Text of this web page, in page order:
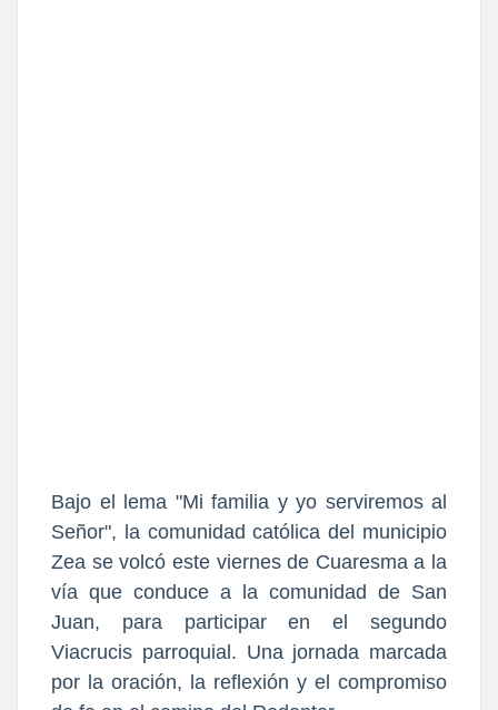
Bajo el lema "Mi familia y yo serviremos al
Señor", la comunidad católica del municipio
Zea se volcó este viernes de Cuaresma a la
vía que conduce a la comunidad de San
Juan, para participar en el segundo
Viacrucis parroquial. Una jornada marcada
por la oración, la reflexión y el compromiso